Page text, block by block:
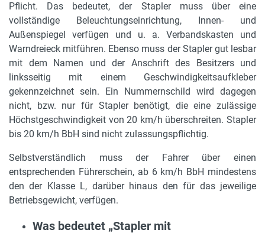
Pflicht. Das bedeutet, der Stapler muss über eine
vollständige Beleuchtungseinrichtung, Innen- und
Außenspiegel verfügen und u. a. Verbandskasten und
Warndreieck mitführen. Ebenso muss der Stapler gut lesbar
mit dem Namen und der Anschrift des Besitzers und
linksseitig mit einem Geschwindigkeitsaufkleber
gekennzeichnet sein. Ein Nummernschild wird dagegen
nicht, bzw. nur für Stapler benötigt, die eine zulässige
Höchstgeschwindigkeit von 20 km/h überschreiten. Stapler
bis 20 km/h BbH sind nicht zulassungspflichtig.
Selbstverständlich muss der Fahrer über einen
entsprechenden Führerschein, ab 6 km/h BbH mindestens
den der Klasse L, darüber hinaus den für das jeweilige
Betriebsgewicht, verfügen.
Was bedeutet „Stapler mit